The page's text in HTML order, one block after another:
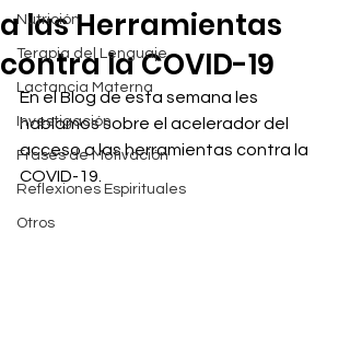
Nutrición
Terapia del Lenguaje
Lactancia Materna
Investigación
Frases de Motivación
Reflexiones Espirituales
Otros
a las Herramientas
contra la COVID-19
En el Blog de esta semana les
hablamos sobre el acelerador del
acceso a las herramientas contra la
COVID-19.